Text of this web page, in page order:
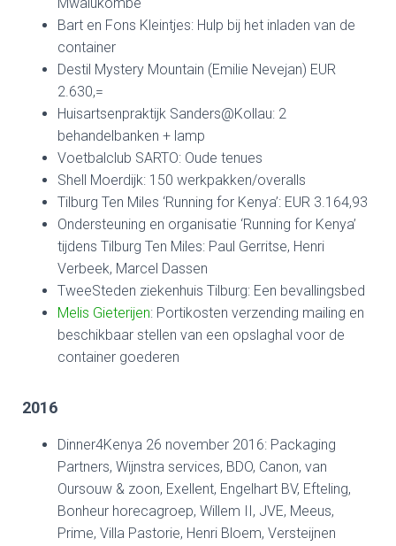
Bart en Fons Kleintjes: Hulp bij het inladen van de
container
Destil Mystery Mountain (Emilie Nevejan) EUR
2.630,=
Huisartsenpraktijk Sanders@Kollau: 2
behandelbanken + lamp
Voetbalclub SARTO: Oude tenues
Shell Moerdijk: 150 werkpakken/overalls
Tilburg Ten Miles ‘Running for Kenya’: EUR 3.164,93
Ondersteuning en organisatie ‘Running for Kenya’
tijdens Tilburg Ten Miles: Paul Gerritse, Henri
Verbeek, Marcel Dassen
TweeSteden ziekenhuis Tilburg: Een bevallingsbed
Melis Gieterijen: Portikosten verzending mailing en
beschikbaar stellen van een opslaghal voor de
container goederen
2016
Dinner4Kenya 26 november 2016: Packaging
Partners, Wijnstra services, BDO, Canon, van
Oursouw & zoon, Exellent, Engelhart BV, Efteling,
Bonheur horecagroep, Willem II, JVE, Meeus,
Prime, Villa Pastorie, Henri Bloem, Versteijnen